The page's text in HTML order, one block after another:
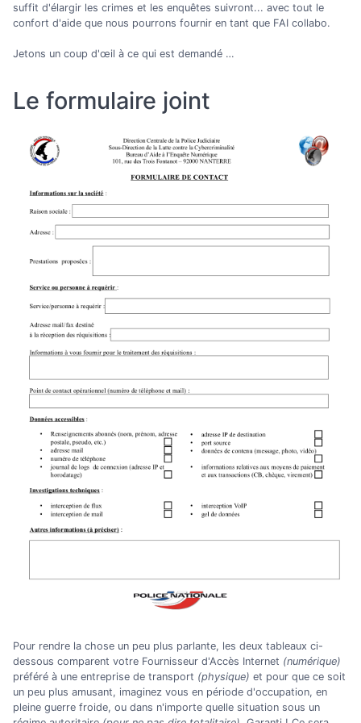
suffit d'élargir les crimes et les enquêtes suivront... avec tout le
confort d'aide que nous pourrons fournir en tant que FAI collabo.
Jetons un coup d'œil à ce qui est demandé …
Le formulaire joint
Pour rendre la chose un peu plus parlante, les deux tableaux ci-
dessous comparent votre Fournisseur d'Accès Internet (numérique)
préféré à une entreprise de transport (physique) et pour que ce soit
un peu plus amusant, imaginez vous en période d'occupation, en
pleine guerre froide, ou dans n'importe quelle situation sous un